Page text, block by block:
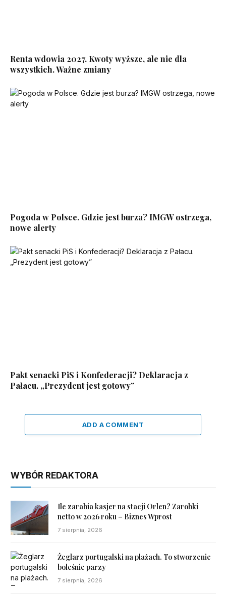
Renta wdowia 2027. Kwoty wyższe, ale nie dla
wszystkich. Ważne zmiany
Pogoda w Polsce. Gdzie jest burza? IMGW ostrzega,
nowe alerty
Pakt senacki PiS i Konfederacji? Deklaracja z
Pałacu. „Prezydent jest gotowy”
ADD A COMMENT
WYBÓR REDAKTORA
Ile zarabia kasjer na stacji Orlen? Zarobki
netto w 2026 roku – Biznes Wprost
7 sierpnia, 2026
Żeglarz portugalski na plażach. To stworzenie
boleśnie parzy
7 sierpnia, 2026